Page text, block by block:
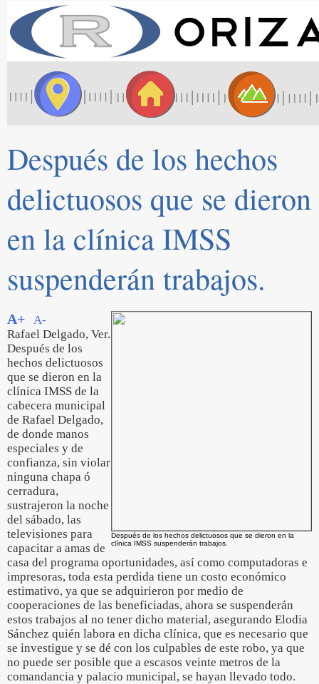
Después de los hechos
delictuosos que se dieron
en la clínica IMSS
suspenderán trabajos.
Después de los hechos delictuosos que se dieron en la
clínica IMSS suspenderán trabajos.
A+
A-
Rafael Delgado, Ver.
Después de los
hechos delictuosos
que se dieron en la
clínica IMSS de la
cabecera municipal
de Rafael Delgado,
de donde manos
especiales y de
confianza, sin violar
ninguna chapa ó
cerradura,
sustrajeron la noche
del sábado, las
televisiones para
capacitar a amas de
casa del programa oportunidades, así como computadoras e
impresoras, toda esta perdida tiene un costo económico
estimativo, ya que se adquirieron por medio de
cooperaciones de las beneficiadas, ahora se suspenderán
estos trabajos al no tener dicho material, asegurando Elodia
Sánchez quién labora en dicha clínica, que es necesario que
se investigue y se dé con los culpables de este robo, ya que
no puede ser posible que a escasos veinte metros de la
comandancia y palacio municipal, se hayan llevado todo.